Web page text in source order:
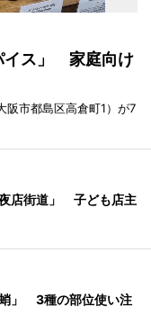
イス」 家庭向け
阪市都島区高倉町1）が7
店街道」 子ども店主
」 3種の部位使い注